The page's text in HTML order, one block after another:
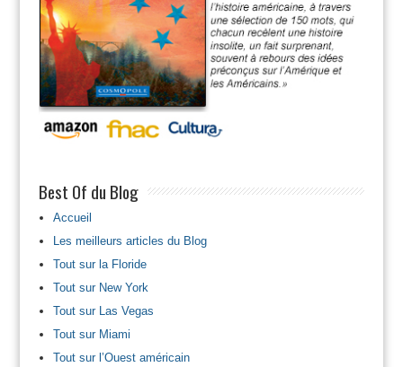
Best Of du Blog
Accueil
Les meilleurs articles du Blog
Tout sur la Floride
Tout sur New York
Tout sur Las Vegas
Tout sur Miami
Tout sur l’Ouest américain